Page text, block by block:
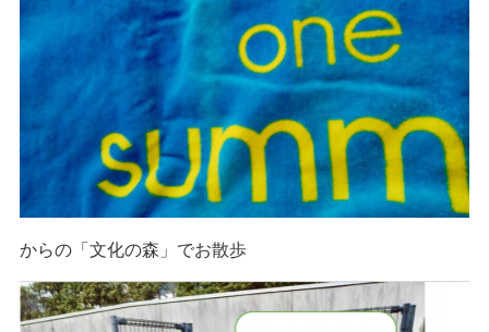
からの「文化の森」でお散歩